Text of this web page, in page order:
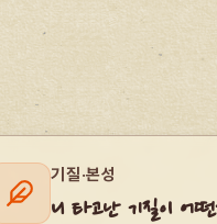
기질·본성
니 타고난 기질이 어